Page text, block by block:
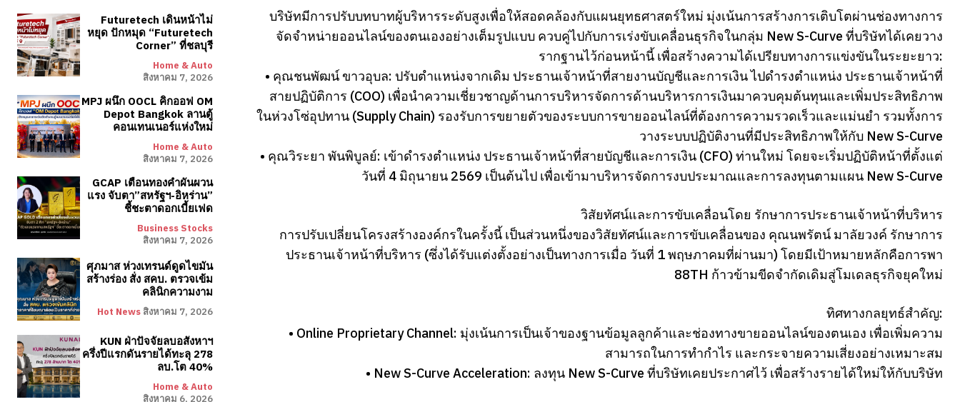
Futuretech เดินหน้าไม่
หยุด ปักหมุด “Futuretech
Corner” ที่ชลบุรี
Home & Auto
สิงหาคม 7, 2026
MPJ ผนึก OOCL คิกออฟ OM
Depot Bangkok ลานตู้
คอนเทนเนอร์แห่งใหม่
Home & Auto
สิงหาคม 7, 2026
GCAP เตือนทองคำผันผวน
แรง จับตา”สหรัฐฯ-อิหร่าน”
ชี้ชะตาดอกเบี้ยเฟด
Business Stocks
สิงหาคม 7, 2026
ศุภมาส ห่วงเทรนด์ดูดไขมัน
สร้างร่อง สั่ง สคบ. ตรวจเข้ม
คลินิกความงาม
Hot News สิงหาคม 7, 2026
KUN ฝ่าปัจจัยลบอสังหาฯ
ครึ่งปีแรกดันรายได้ทะลุ 278
ลบ.โต 40%
Home & Auto
สิงหาคม 6, 2026
บริษัทมีการปรับบทบาทผู้บริหารระดับสูงเพื่อให้สอดคล้องกับแผนยุทธศาสตร์ใหม่ มุ่งเน้นการสร้างการเติบโตผ่านช่องทางการ
จัดจำหน่ายออนไลน์ของตนเองอย่างเต็มรูปแบบ ควบคู่ไปกับการเร่งขับเคลื่อนธุรกิจในกลุ่ม New S-Curve ที่บริษัทได้เคยวาง
รากฐานไว้ก่อนหน้านี้ เพื่อสร้างความได้เปรียบทางการแข่งขันในระยะยาว:
• คุณชนพัฒน์ ขาวอุบล: ปรับตำแหน่งจากเดิม ประธานเจ้าหน้าที่สายงานบัญชีและการเงิน ไปดำรงตำแหน่ง ประธานเจ้าหน้าที่
สายปฏิบัติการ (COO) เพื่อนำความเชี่ยวชาญด้านการบริหารจัดการด้านบริหารการเงินมาควบคุมต้นทุนและเพิ่มประสิทธิภาพ
ในห่วงโซ่อุปทาน (Supply Chain) รองรับการขยายตัวของระบบการขายออนไลน์ที่ต้องการความรวดเร็วและแม่นยำ รวมทั้งการ
วางระบบปฏิบัติงานที่มีประสิทธิภาพให้กับ New S-Curve
• คุณวิระยา พันพิบูลย์: เข้าดำรงตำแหน่ง ประธานเจ้าหน้าที่สายบัญชีและการเงิน (CFO) ท่านใหม่ โดยจะเริ่มปฏิบัติหน้าที่ตั้งแต่
วันที่ 4 มิถุนายน 2569 เป็นต้นไป เพื่อเข้ามาบริหารจัดการงบประมาณและการลงทุนตามแผน New S-Curve
วิสัยทัศน์และการขับเคลื่อนโดย รักษาการประธานเจ้าหน้าที่บริหาร
การปรับเปลี่ยนโครงสร้างองค์กรในครั้งนี้ เป็นส่วนหนึ่งของวิสัยทัศน์และการขับเคลื่อนของ คุณนพรัตน์ มาลัยวงค์ รักษาการ
ประธานเจ้าหน้าที่บริหาร (ซึ่งได้รับแต่งตั้งอย่างเป็นทางการเมื่อ วันที่ 1 พฤษภาคมที่ผ่านมา) โดยมีเป้าหมายหลักคือการพา
88TH ก้าวข้ามขีดจำกัดเดิมสู่โมเดลธุรกิจยุคใหม่
ทิศทางกลยุทธ์สำคัญ:
• Online Proprietary Channel: มุ่งเน้นการเป็นเจ้าของฐานข้อมูลลูกค้าและช่องทางขายออนไลน์ของตนเอง เพื่อเพิ่มความ
สามารถในการทำกำไร และกระจายความเสี่ยงอย่างเหมาะสม
• New S-Curve Acceleration: ลงทุน New S-Curve ที่บริษัทเคยประกาศไว้ เพื่อสร้างรายได้ใหม่ให้กับบริษัท